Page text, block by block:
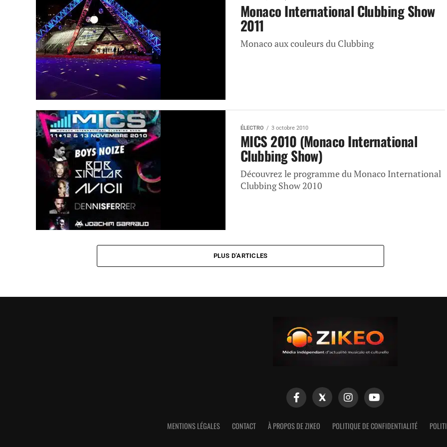
Monaco International Clubbing Show
2011
Monaco aux couleurs du Clubbing
ÉLECTRO 3 octobre 2010
MICS 2010 (Monaco International
Clubbing Show)
Découvrez le programme du Monaco International
Clubbing Show 2010
PLUS D’ARTICLES
MENTIONS LÉGALES CONTACT À PROPOS DE ZIKEO POLITIQUE DE CONFIDENTIALITÉ